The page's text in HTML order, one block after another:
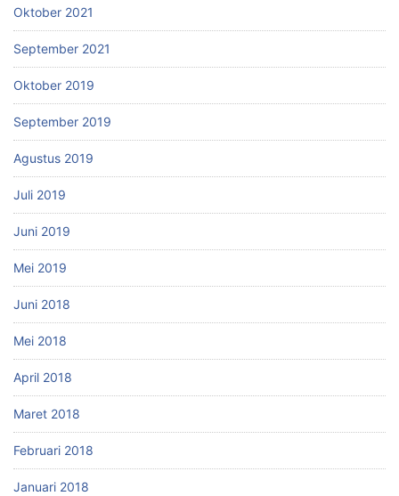
Oktober 2021
September 2021
Oktober 2019
September 2019
Agustus 2019
Juli 2019
Juni 2019
Mei 2019
Juni 2018
Mei 2018
April 2018
Maret 2018
Februari 2018
Januari 2018